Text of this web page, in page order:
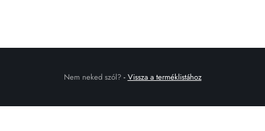
Nem neked szól?- Vissza a terméklistához